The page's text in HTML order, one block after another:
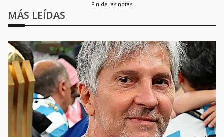
Fin de las notas
MÁS LEÍDAS